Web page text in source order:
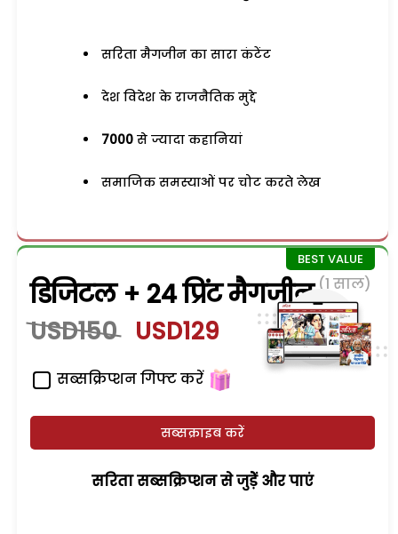
सरिता मैगजीन का सारा कंटेंट
देश विदेश के राजनैतिक मुद्दे
7000 से ज्यादा कहानियां
समाजिक समस्याओं पर चोट करते लेख
डिजिटल + 24 प्रिंट मैगजीन (1 साल)
USD150 USD129
सब्सक्रिप्शन गिफ्ट करें
सब्सक्राइब करें
सरिता सब्सक्रिप्शन से जुड़ेें और पाएं